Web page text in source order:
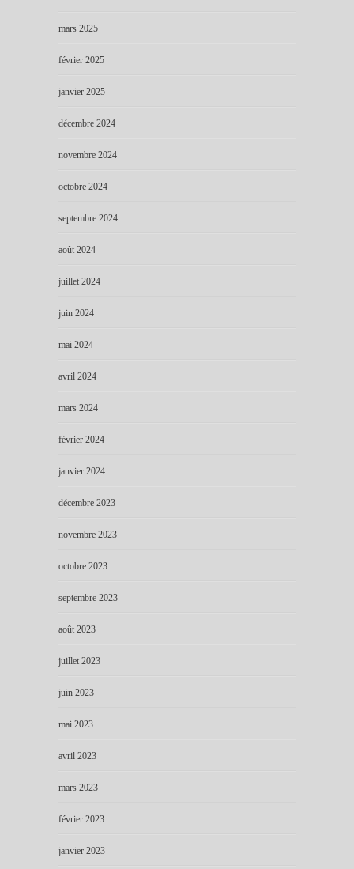
mars 2025
février 2025
janvier 2025
décembre 2024
novembre 2024
octobre 2024
septembre 2024
août 2024
juillet 2024
juin 2024
mai 2024
avril 2024
mars 2024
février 2024
janvier 2024
décembre 2023
novembre 2023
octobre 2023
septembre 2023
août 2023
juillet 2023
juin 2023
mai 2023
avril 2023
mars 2023
février 2023
janvier 2023